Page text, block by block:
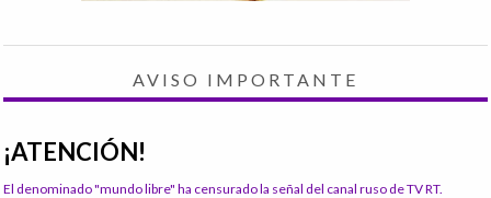
AVISO IMPORTANTE
¡ATENCIÓN!
El denominado "mundo libre" ha censurado la señal del canal ruso de TV RT.